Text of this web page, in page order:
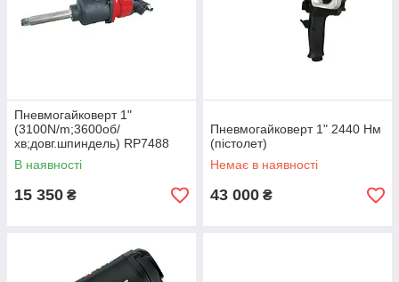
Пневмогайковерт 1"
(3100N/m;3600об/
хв;довг.шпиндель) RP7488
AEROPRO
В наявності
15 350 ₴
Пневмогайковерт 1" 2440 Нм
(пістолет)
Немає в наявності
43 000 ₴